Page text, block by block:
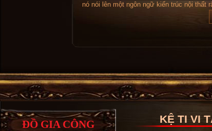
nó nói lên một ngôn ngữ kiến trúc nội thất
ĐỒ GIA CÔNG KỆ TI VI